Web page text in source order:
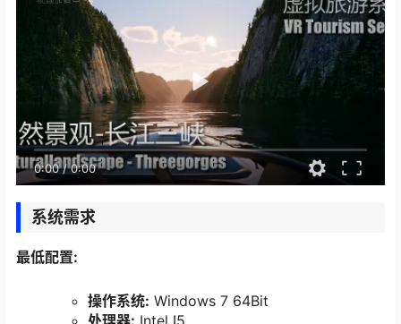
0:00/0:00
系统需求
最低配置:
操作系统: Windows 7 64Bit